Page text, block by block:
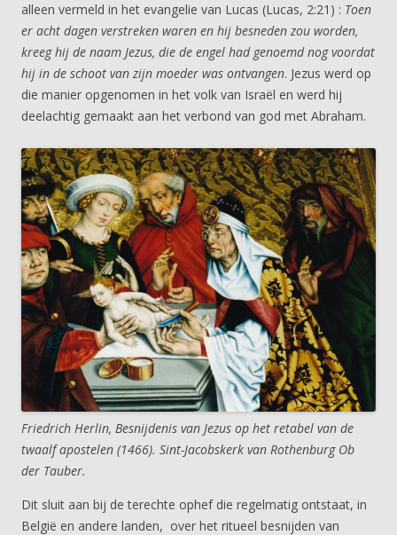
alleen vermeld in het evangelie van Lucas (Lucas, 2:21) : Toen
er acht dagen verstreken waren en hij besneden zou worden,
kreeg hij de naam Jezus, die de engel had genoemd nog voordat
hij in de schoot van zijn moeder was ontvangen. Jezus werd op
die manier opgenomen in het volk van Israël en werd hij
deelachtig gemaakt aan het verbond van god met Abraham.
Friedrich Herlin, Besnijdenis van Jezus op het retabel van de
twaalf apostelen (1466). Sint-Jacobskerk van Rothenburg Ob
der Tauber.
Dit sluit aan bij de terechte ophef die regelmatig ontstaat, in
België en andere landen, over het ritueel besnijden van